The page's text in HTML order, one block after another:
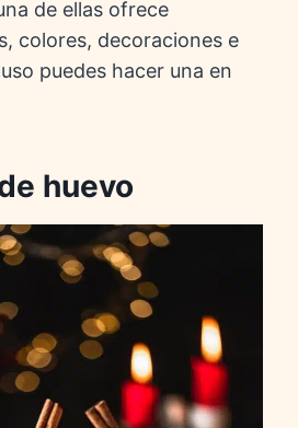
de ellas ofrece
colores, decoraciones e
puedes hacer una en
huevo